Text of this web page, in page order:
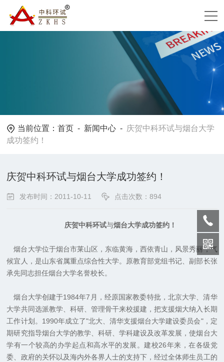
当前位置：首页 - 新闻中心 - 庆贺中科环试与烟台大学
成功签约！
庆贺中科环试与烟台大学成功签约！
发布时间：2011-10-11 点击次数：894
庆贺中科环试与烟台大学成功签约！
烟台大学位于烟台市莱山区，东临黄海，西依青山，风景秀丽，气
候宜人，是山东省属重点综合性大学。原教育部党组书记、副部长张
承先同志担任烟台大学名誉校长。
烟台大学创建于1984年7 月，经原国家教委特批，北京大学、清华
大学共同选派教学、科研、管理骨干来校援建，把支援烟大纳入长期
工作计划。 1990年成立了"北大、清华支援烟台大学建设委员会"，定
期研究指导烟台大学的教学、科研、学科建设及改革发展，使烟台大
学有一个较高的办学起点和高水平的发展。建校26年来，在各级党
委、政府的关怀以及海内外各界人士的支持下，经过全体师生员工的